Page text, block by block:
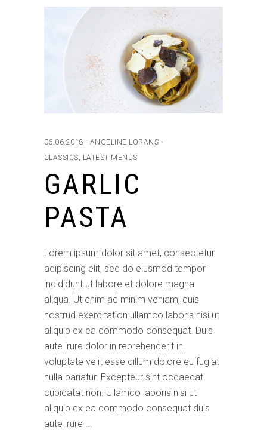
06.06.2018
ANGELINE LORANS
CLASSICS
LATEST MENUS
GARLIC
PASTA
Lorem ipsum dolor sit amet, consectetur
adipiscing elit, sed do eiusmod tempor
incididunt ut labore et dolore magna
aliqua. Ut enim ad minim veniam, quis
nostrud exercitation ullamco laboris nisi ut
aliquip ex ea commodo consequat. Duis
aute irure dolor in reprehenderit in
voluptate velit esse cillum dolore eu fugiat
nulla pariatur. Excepteur sint occaecat
cupidatat non. Ullamco laboris nisi ut
aliquip ex ea commodo consequat duis
aute irure